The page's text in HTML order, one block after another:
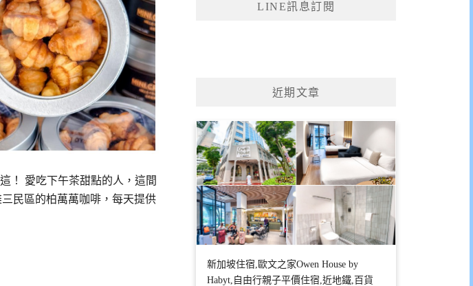
！ 愛吃下午茶甜點的人，這間
民區的柏萬萬咖啡，每天提供
LINE訊息訂閱
近期文章
新加坡住宿,歐文之家Owen House by
Habyt,自由行親子平價住宿,近地鐵,百貨